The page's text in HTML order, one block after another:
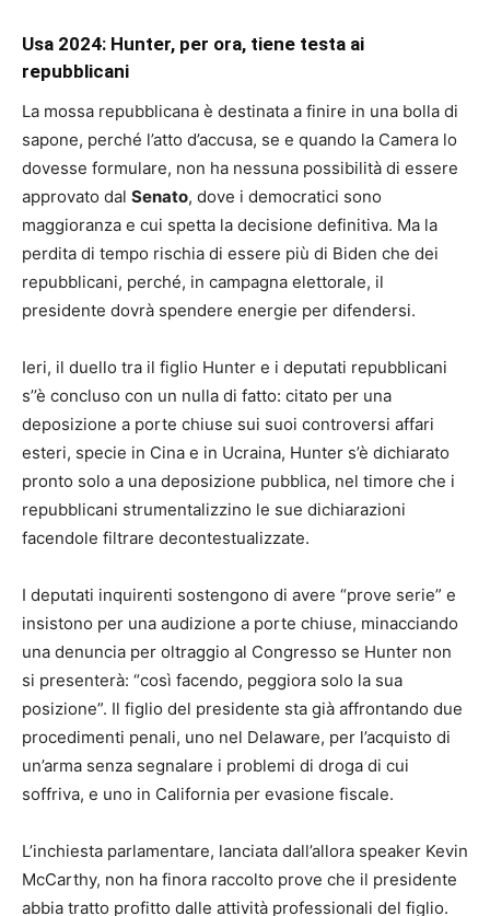
Usa 2024: Hunter, per ora, tiene testa ai
repubblicani
La mossa repubblicana è destinata a finire in una bolla di
sapone, perché l’atto d’accusa, se e quando la Camera lo
dovesse formulare, non ha nessuna possibilità di essere
approvato dal Senato, dove i democratici sono
maggioranza e cui spetta la decisione definitiva. Ma la
perdita di tempo rischia di essere più di Biden che dei
repubblicani, perché, in campagna elettorale, il
presidente dovrà spendere energie per difendersi.
Ieri, il duello tra il figlio Hunter e i deputati repubblicani
s’’è concluso con un nulla di fatto: citato per una
deposizione a porte chiuse sui suoi controversi affari
esteri, specie in Cina e in Ucraina, Hunter s’è dichiarato
pronto solo a una deposizione pubblica, nel timore che i
repubblicani strumentalizzino le sue dichiarazioni
facendole filtrare decontestualizzate.
I deputati inquirenti sostengono di avere “prove serie” e
insistono per una audizione a porte chiuse, minacciando
una denuncia per oltraggio al Congresso se Hunter non
si presenterà: “così facendo, peggiora solo la sua
posizione”. Il figlio del presidente sta già affrontando due
procedimenti penali, uno nel Delaware, per l’acquisto di
un’arma senza segnalare i problemi di droga di cui
soffriva, e uno in California per evasione fiscale.
L’inchiesta parlamentare, lanciata dall’allora speaker Kevin
McCarthy, non ha finora raccolto prove che il presidente
abbia tratto profitto dalle attività professionali del figlio.